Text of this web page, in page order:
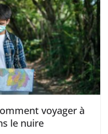
voyager à
le nuire